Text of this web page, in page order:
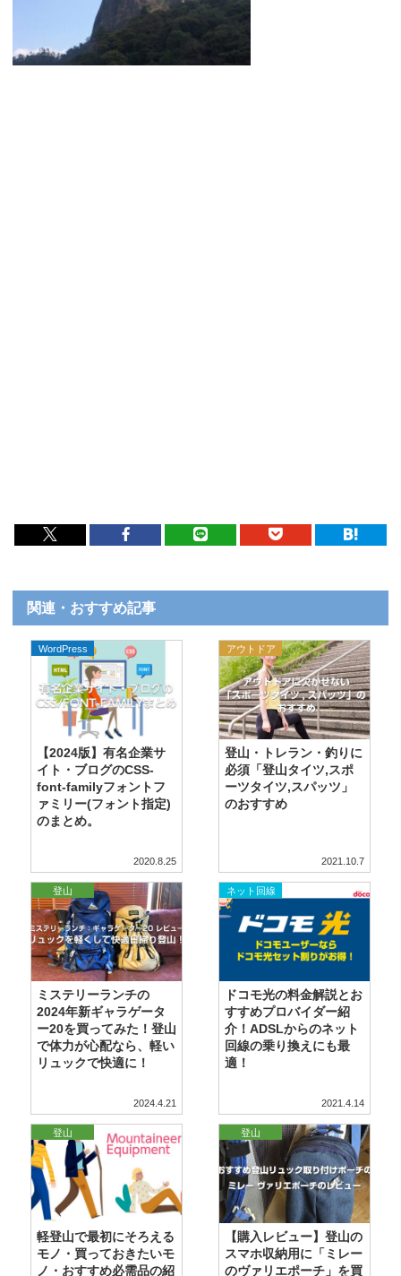
関連・おすすめ記事
【2024版】有名企業サ
イト・ブログのCSS-
font-familyフォントフ
ァミリー(フォント指定)
のまとめ。
2020.8.25
WordPress
登山・トレラン・釣りに
必須「登山タイツ,スポ
ーツタイツ,スパッツ」
のおすすめ
2021.10.7
アウトドア
ミステリーランチの
2024年新ギャラゲータ
ー20を買ってみた！登山
で体力が心配なら、軽い
リュックで快適に！
2024.4.21
登山
ドコモ光の料金解説とお
すすめプロバイダー紹
介！ADSLからのネット
回線の乗り換えにも最
適！
2021.4.14
ネット回線
軽登山で最初にそろえる
モノ・買っておきたいモ
ノ・おすすめ必需品の紹
登山
【購入レビュー】登山の
スマホ収納用に「ミレー
のヴァリエポーチ」を買
登山